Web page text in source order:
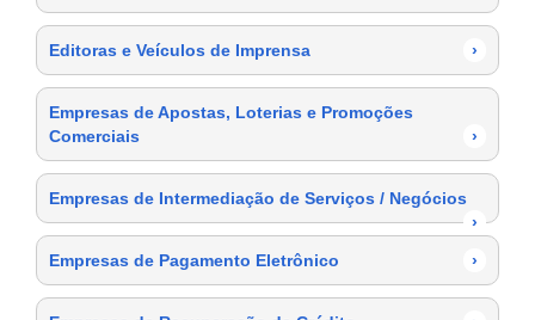
Editoras e Veículos de Imprensa ›
Empresas de Apostas, Loterias e Promoções
Comerciais
›
Empresas de Intermediação de Serviços / Negócios
›
Empresas de Pagamento Eletrônico
›